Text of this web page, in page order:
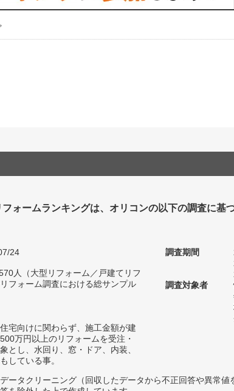
フォームランキングは、オリコンの以下の調査に基
24
人（大型リフォーム／戸建てリフ
フォーム調査における総サンプル
宅向けに関わらず、施工金額が建
万円以上のリフォームを受注・
とし、水回り、窓・ドア、内装、
している事。
調査期間
調査対象者
ータクリーニング（回収したデータから不正回答や異常値